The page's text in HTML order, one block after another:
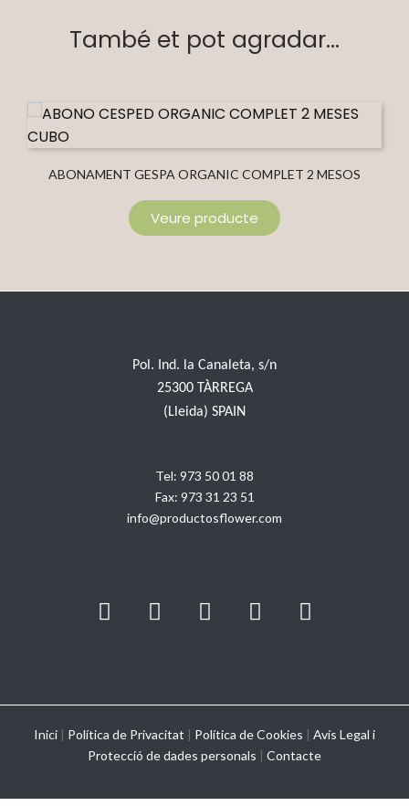
També et pot agradar...
ABONAMENT GESPA ORGANIC COMPLET 2 MESOS
Veure producte
Pol. Ind. la Canaleta, s/n
25300 TÀRREGA
(Lleida) SPAIN
Tel: 973 50 01 88
Fax: 973 31 23 51
info@productosflower.com
Inici | Política de Privacitat | Política de Cookies | Avís Legal i
Protecció de dades personals | Contacte